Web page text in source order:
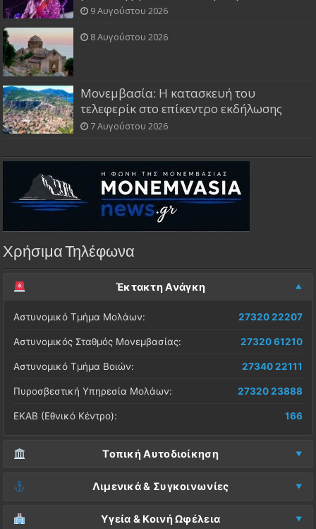
9 Αυγούστου 2026
8 Αυγούστου 2026
Μονεμβασία: Η κατασκευή του
τελεφερίκ στο επίκεντρο εκδήλωσης
7 Αυγούστου 2026
Χρήσιμα Τηλέφωνα
Έκτακτη Ανάγκη
Αστυνομικό Τμήμα Μολάων: 27320 22207
Αστυνομικός Σταθμός Μονεμβασίας: 27320 61210
Αστυνομικό Τμήμα Βοιών: 27340 22111
Πυροσβεστική Υπηρεσία Μολάων: 27320 23888
ΕΚΑΒ (Εθνικό Κέντρο): 166
Τοπική Αυτοδιοίκηση
Δήμος Μονεμβασίας (Έδρα):
Λιμενικά & Συγκοινωνίες
Λιμεναρχείο Μονεμβασίας:
Υγεία & Κοινή Ωφέλεια